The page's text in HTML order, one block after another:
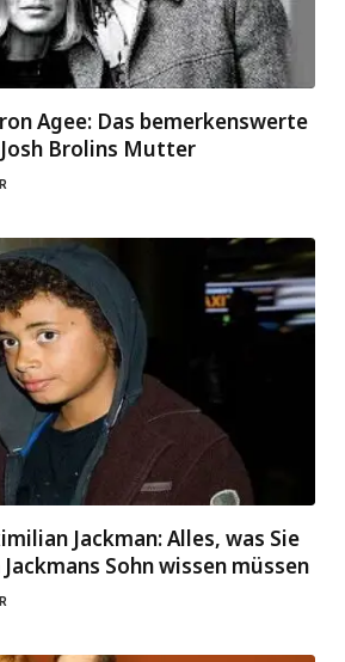
Agee: Das bemerkenswerte
Brolins Mutter
Jackman: Alles, was Sie
Sohn wissen müssen